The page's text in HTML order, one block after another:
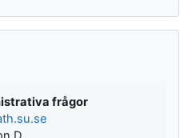
frågor